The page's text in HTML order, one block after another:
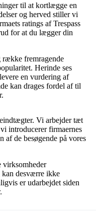
til at kortlægge en
og herved stiller vi
ratings af Trespass
for at du lægger din
række fremragende
Herinde ses
en vurdering af
kan drages fordel af til
Vi arbejder tæt
introducerer firmaernes
af de besøgende på vores
virksomheder
kan desværre ikke
er udarbejdet siden